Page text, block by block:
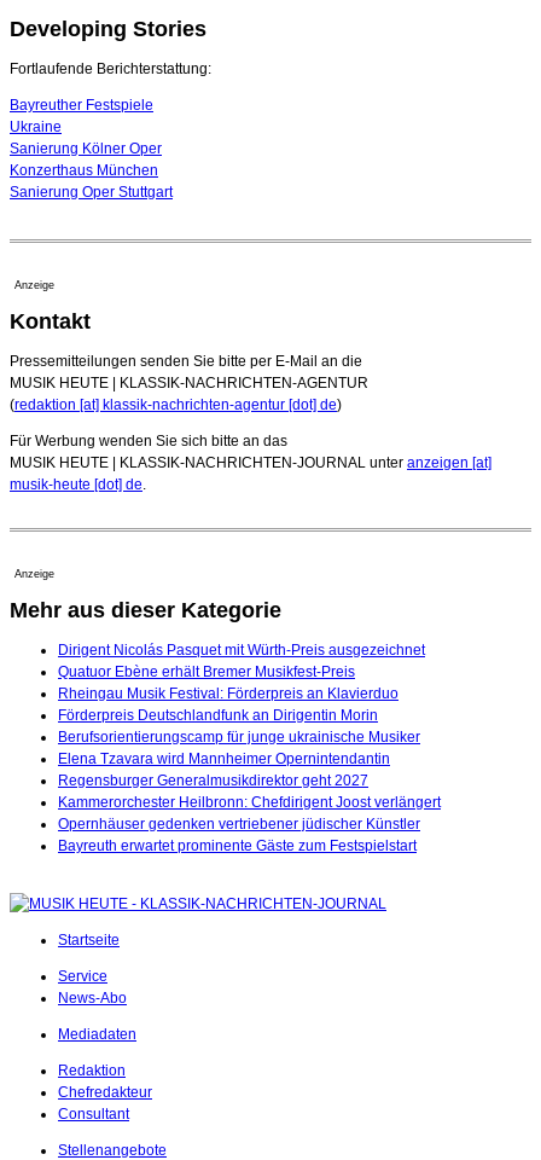
Dirigent Nicolás Pasquet mit Würth-Preis der
Jeunesses Musicales ausgezeichnet
07. August 2026 - 13:20 Uhr
Developing Stories
Fortlaufende Berichterstattung:
Bayreuther Festspiele
Ukraine
Sanierung Kölner Oper
Konzerthaus München
Sanierung Oper Stuttgart
Anzeige
Kontakt
Pressemitteilungen senden Sie bitte per E-Mail an die
MUSIK HEUTE | KLASSIK-NACHRICHTEN-AGENTUR
(redaktion [at] klassik-nachrichten-agentur [dot] de)
Für Werbung wenden Sie sich bitte an das
MUSIK HEUTE | KLASSIK-NACHRICHTEN-JOURNAL unter anzeigen [at]
musik-heute [dot] de
Anzeige
Mehr aus dieser Kategorie
Dirigent Nicolás Pasquet mit Würth-Preis ausgezeichnet
Quatuor Ebène erhält Bremer Musikfest-Preis
Rheingau Musik Festival: Förderpreis an Klavierduo
Förderpreis Deutschlandfunk an Dirigentin Morin
Berufsorientierungscamp für junge ukrainische Musiker
Elena Tzavara wird Mannheimer Opernintendantin
Regensburger Generalmusikdirektor geht 2027
Kammerorchester Heilbronn: Chefdirigent Joost verlängert
Opernhäuser gedenken vertriebener jüdischer Künstler
Bayreuth erwartet prominente Gäste zum Festspielstart
Startseite
Service
News-Abo
Mediadaten
Redaktion
Chefredakteur
Consultant
Stellenangebote